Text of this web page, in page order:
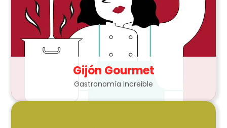
Gijón Gourmet
Gastronomía increible